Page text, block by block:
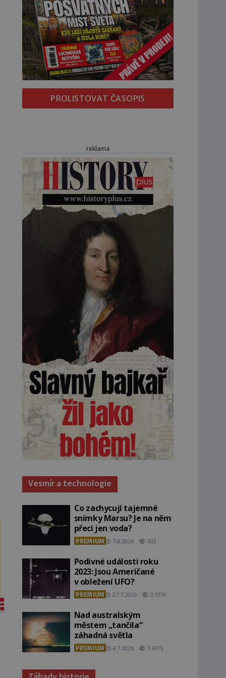
PROLISTOVAT ČASOPIS
reklama
Vesmír a technologie
Co zachycují tajemné
snímky Marsu? Je na něm
přeci jen voda?
PREMIUM 7.8.2026 432
Podivné události roku
2023: Jsou Američané
v obležení UFO?
PREMIUM 27.7.2026 3.5TIS
Nad australským
městem „tančila“
záhadná světla
PREMIUM 4.7.2026 3.4TIS